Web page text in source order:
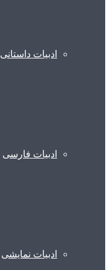
ادبیات داستانی
ادبیات فارسی
ادبیات نمایشی